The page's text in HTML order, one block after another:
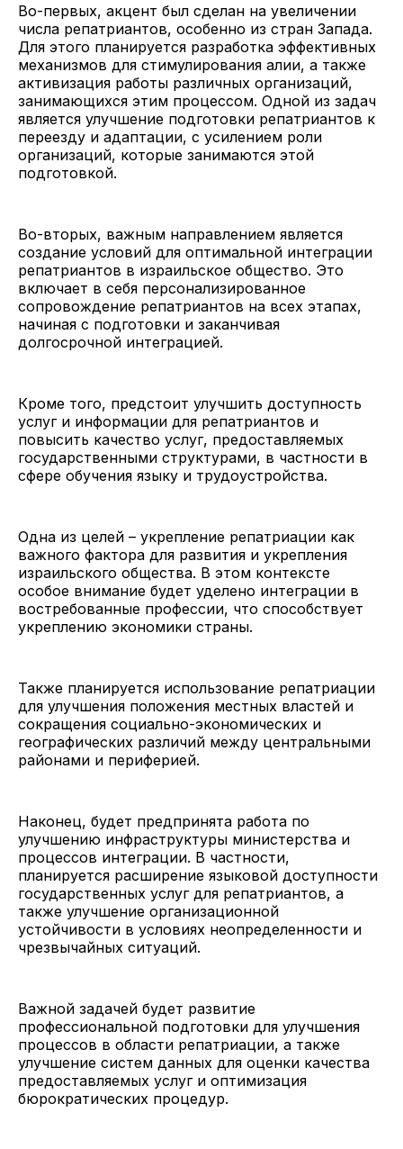
Во-первых, акцент был сделан на увеличении
числа репатриантов, особенно из стран Запада.
Для этого планируется разработка эффективных
механизмов для стимулирования алии, а также
активизация работы различных организаций,
занимающихся этим процессом. Одной из задач
является улучшение подготовки репатриантов к
переезду и адаптации, с усилением роли
организаций, которые занимаются этой
подготовкой.
Во-вторых, важным направлением является
создание условий для оптимальной интеграции
репатриантов в израильское общество. Это
включает в себя персонализированное
сопровождение репатриантов на всех этапах,
начиная с подготовки и заканчивая
долгосрочной интеграцией.
Кроме того, предстоит улучшить доступность
услуг и информации для репатриантов и
повысить качество услуг, предоставляемых
государственными структурами, в частности в
сфере обучения языку и трудоустройства.
Одна из целей – укрепление репатриации как
важного фактора для развития и укрепления
израильского общества. В этом контексте
особое внимание будет уделено интеграции в
востребованные профессии, что способствует
укреплению экономики страны.
Также планируется использование репатриации
для улучшения положения местных властей и
сокращения социально-экономических и
географических различий между центральными
районами и периферией.
Наконец, будет предпринята работа по
улучшению инфраструктуры министерства и
процессов интеграции. В частности,
планируется расширение языковой доступности
государственных услуг для репатриантов, а
также улучшение организационной
устойчивости в условиях неопределенности и
чрезвычайных ситуаций.
Важной задачей будет развитие
профессиональной подготовки для улучшения
процессов в области репатриации, а также
улучшение систем данных для оценки качества
предоставляемых услуг и оптимизация
бюрократических процедур.